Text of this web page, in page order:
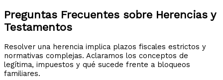
Preguntas Frecuentes sobre Herencias y
Testamentos
Resolver una herencia implica plazos fiscales estrictos y
normativas complejas. Aclaramos los conceptos de
legítima, impuestos y qué sucede frente a bloqueos
familiares.